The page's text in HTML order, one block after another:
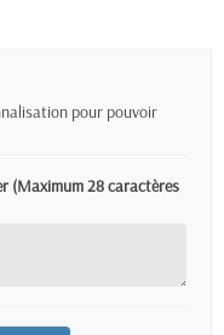
pour pouvoir
(Maximum 28 caractères